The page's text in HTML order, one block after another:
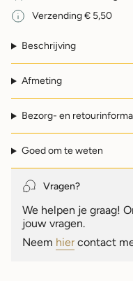
Verzending € 5,50
Beschrijving
Afmeting
Bezorg- en
Goed om te weten
Vragen?
We helpen je graag!
jouw vragen.
Neem hier contact